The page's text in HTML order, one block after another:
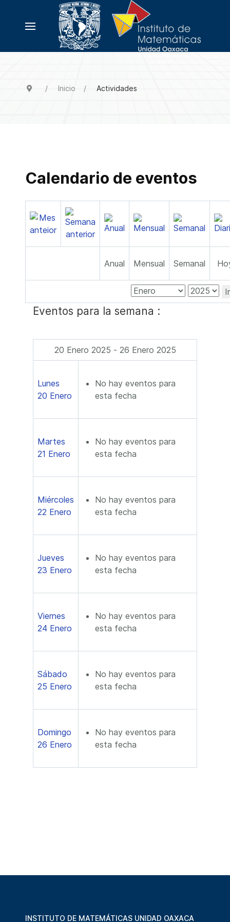
Inicio Actividades
Calendario de eventos
Anual Mensual Semanal
Eventos para la semana :
20 Enero 2025 - 26 Enero 2025
Lunes
20 Enero
No hay eventos para
esta fecha
Martes
21 Enero
No hay eventos para
esta fecha
Miércoles
22 Enero
No hay eventos para
esta fecha
Jueves
23 Enero
No hay eventos para
esta fecha
Viernes
24 Enero
No hay eventos para
esta fecha
Sábado
25 Enero
No hay eventos para
esta fecha
Domingo
26 Enero
No hay eventos para
esta fecha
INSTITUTO DE MATEMÁTICAS UNIDAD OAXACA